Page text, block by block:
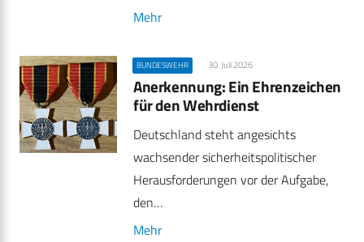
Mehr
BUNDESWEHR 30. Juli 2026
Anerkennung: Ein Ehrenzeichen
für den Wehrdienst
Deutschland steht angesichts
wachsender sicherheitspolitischer
Herausforderungen vor der Aufgabe,
den…
Mehr